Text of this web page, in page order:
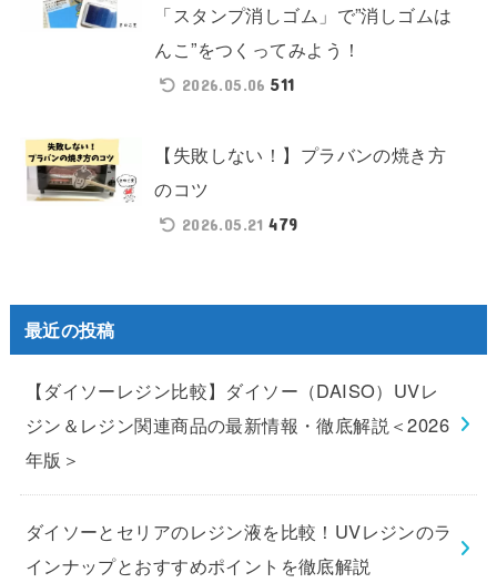
「スタンプ消しゴム」で”消しゴムは
んこ”をつくってみよう！
2026.05.06 511
【失敗しない！】プラバンの焼き方
のコツ
2026.05.21 479
最近の投稿
【ダイソーレジン比較】ダイソー（DAISO）UVレ
ジン＆レジン関連商品の最新情報・徹底解説＜2026
年版＞
ダイソーとセリアのレジン液を比較！UVレジンのラ
インナップとおすすめポイントを徹底解説